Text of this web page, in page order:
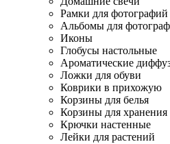
Рамки для фотографий
Альбомы для
Иконы
Глобусы настольные
Ароматические
Ложки для обуви
Коврики в прихожую
Корзины для белья
Корзины для хранения
Крючки настенные
Лейки для растений